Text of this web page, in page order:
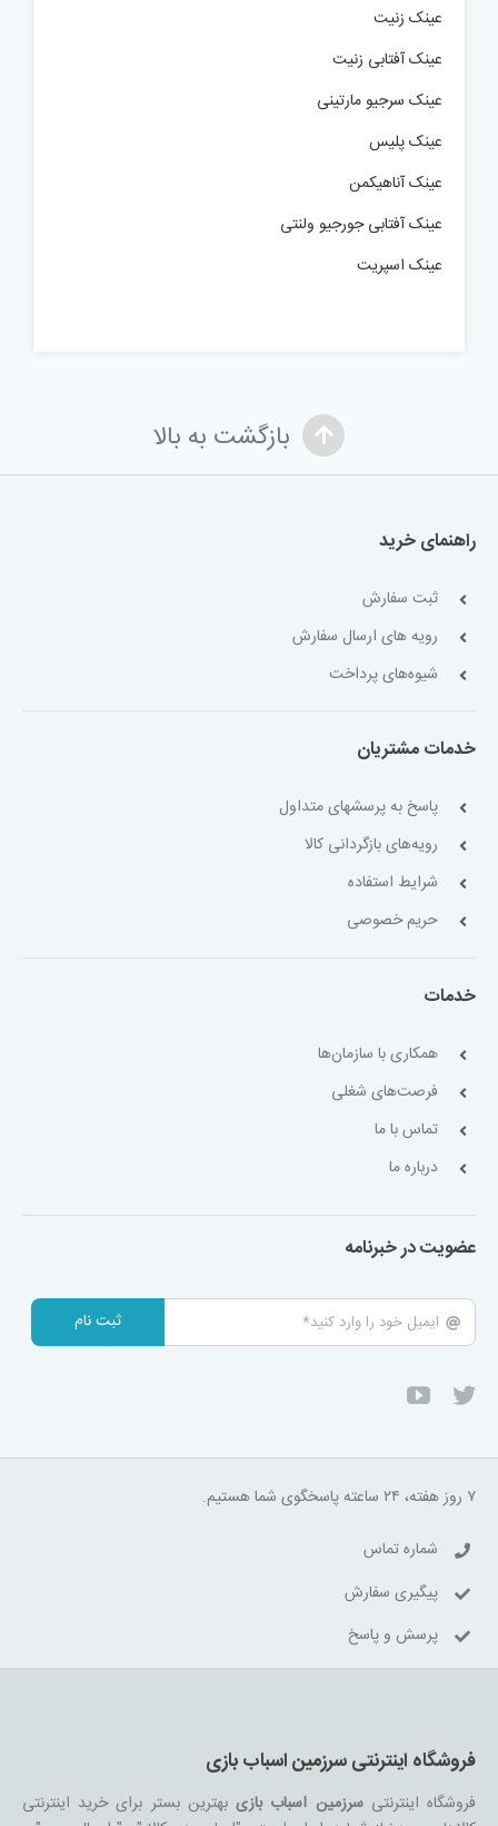
عینک زنیت
عینک آفتابی زنیت
عینک سرجیو مارتینی
عینک پلیس
عینک آناهیکمن
عینک آفتابی جورجیو ولنتی
عینک اسپریت
بازگشت به بالا
راهنمای خرید
ثبت سفارش
رویه های ارسال سفارش
شیوه‌های پرداخت
خدمات مشتریان
پاسخ به پرسشهای متداول
رویه‌های بازگردانی کالا
شرایط استفاده
حریم خصوصی
خدمات
همکاری با سازمان‌ها
فرصت‌های شغلی
تماس با ما
درباره ما
عضویت در خبرنامه
ثبت نام
۷ روز هفته، ۲۴ ساعته پاسخگوی شما هستیم.
شماره تماس
پیگیری سفارش
پرسش و پاسخ
فروشگاه اینترنتی سرزمین اسباب بازی
فروشگاه اینترنتیسرزمین اسباب بازیبهترین بستر برای خرید اینترنتی